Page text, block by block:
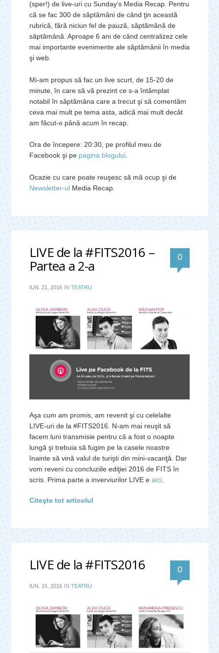
(sper!) de live-uri cu Sunday’s Media Recap. Pentru
că se fac 300 de săptămâni de când ţin această
rubrică, fără niciun fel de pauză, săptămână de
săptămână. Aproape 6 ani de când centralizez cele
mai importante evenimente ale săptămânii în media
şi web.
Mi-am propus să fac un live scurt, de 15-20 de
minute, în care să vă prezint ce s-a întâmplat
notabil în săptămâna care a trecut şi să comentăm
ceva mai mult pe tema asta, adică mai mult decât
am făcut-o până acum în recap.
Ora de începere: 20:30, pe profilul meu de
Facebook şi pe pagina blogului.
Ocazie cu care poate reuşesc să mă ocup şi de
Newsletter-ul
Media Recap.
LIVE de la #FITS2016 –
Partea a 2-a 0
IUN. 21, 2016 IN TEATRU
Aşa cum am promis, am revenit şi cu celelalte
LIVE-uri de la #FITS2016. N-am mai reuşit să
facem luni transmisie pentru că a fost o noapte
lungă şi trebuia să fugim pe la casele noastre
înainte să vină valul de turişti din mini-vacanţă. Dar
vom reveni cu concluziile ediţiei 2016 de FITS în
scris. Prima parte a inverviurilor LIVE e aici.
Citeşte tot articolul
LIVE de la #FITS2016 0
IUN. 15, 2016 IN TEATRU